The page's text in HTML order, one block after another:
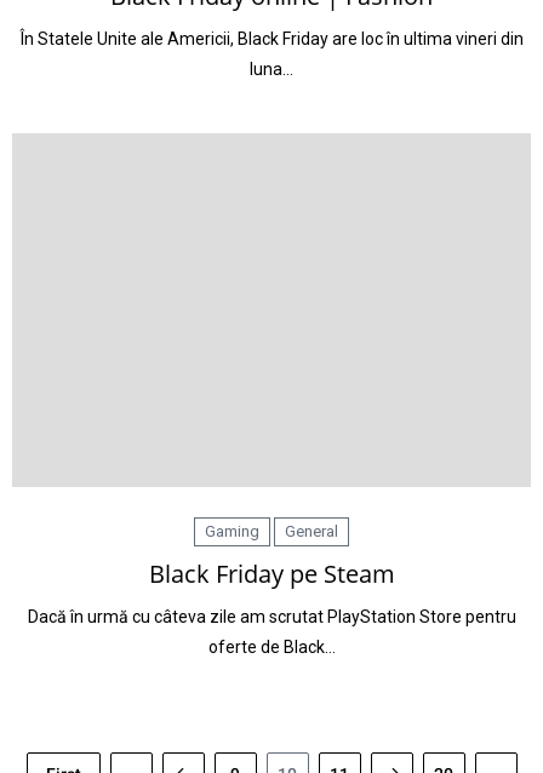
În Statele Unite ale Americii, Black Friday are loc în ultima vineri din
luna…
Gaming General
Black Friday pe Steam
Dacă în urmă cu câteva zile am scrutat PlayStation Store pentru
oferte de Black…